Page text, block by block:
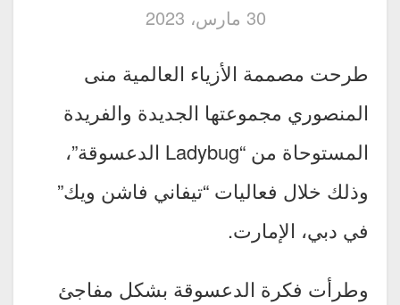
30 مارس، 2023
طرحت مصممة الأزياء العالمية منى
المنصوري مجموعتها الجديدة والفريدة
المستوحاة من “Ladybug الدعسوقة”،
وذلك خلال فعاليات “تيفاني فاشن ويك”
في دبي، الإمارت.
وطرأت فكرة الدعسوقة بشكل مفاجئ